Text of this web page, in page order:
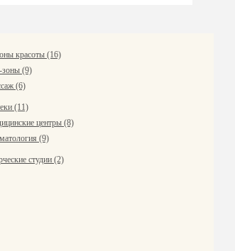
красоты (16)
зоны (9)
(6)
(11)
центры (8)
(9)
студии (2)